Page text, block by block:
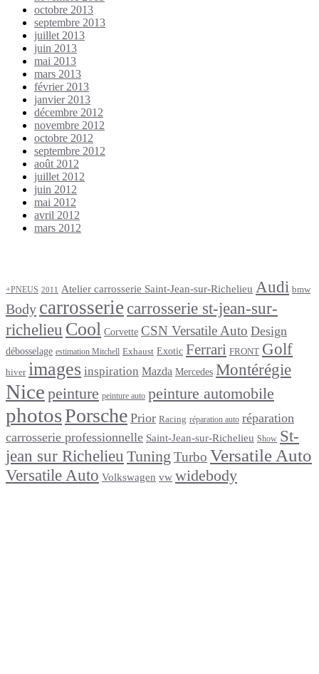
octobre 2013
septembre 2013
juillet 2013
juin 2013
mai 2013
mars 2013
février 2013
janvier 2013
décembre 2012
novembre 2012
octobre 2012
septembre 2012
août 2012
juillet 2012
juin 2012
mai 2012
avril 2012
mars 2012
+PNEUS 2011 Atelier carrosserie Saint-Jean-sur-Richelieu Audi bmw
Body carrosserie carrosserie st-jean-sur-
richelieu Cool Corvette CSN Versatile Auto Design
débosselage estimation Mitchell Exhaust Exotic Ferrari FRONT Golf
hiver images inspiration Mazda Mercedes Montérégie
Nice peinture peinture auto peinture automobile
photosPorsche Prior Racing réparation auto réparation
carrosserie professionnelle Saint-Jean-sur-Richelieu Show St-
jean sur Richelieu Tuning Turbo Versatile Auto
Versatile Auto Volkswagen vw widebody